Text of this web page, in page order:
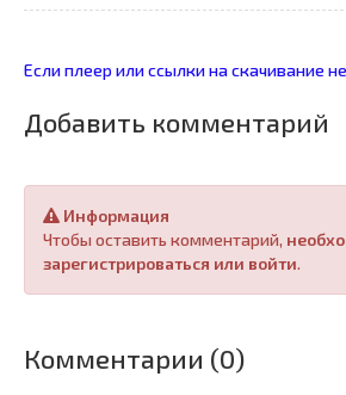
Если плеер или ссылки на скачивание
Добавить комментарий
Информация
Чтобы оставить комментарий,
зарегистрироваться или войти.
Комментарии (0)